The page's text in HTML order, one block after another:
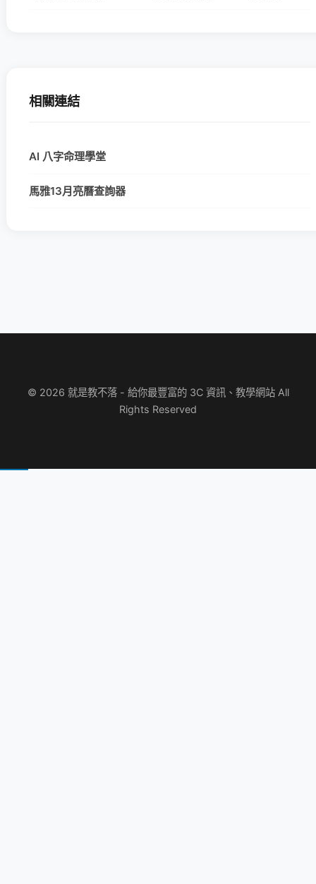
相關連結
AI 八字命理學堂
馬雅13月亮曆查詢器
© 2026 就是教不落 - 給你最豐富的 3C 資訊、教學網站 All
Rights Reserved